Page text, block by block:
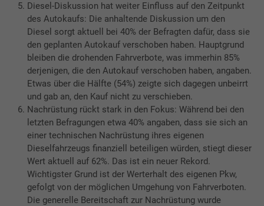
Diesel-Diskussion hat weiter Einfluss auf den Zeitpunkt
des Autokaufs: Die anhaltende Diskussion um den
Diesel sorgt aktuell bei 40% der Befragten dafür, dass sie
den geplanten Autokauf verschoben haben. Hauptgrund
bleiben die drohenden Fahrverbote, was immerhin 85%
derjenigen, die den Autokauf verschoben haben, angaben.
Etwas über die Hälfte (54%) zeigte sich dagegen unbeirrt
und gab an, den Kauf nicht zu verschieben.
Nachrüstung rückt stark in den Fokus: Während bei den
letzten Befragungen etwa 40% angaben, dass sie sich an
einer technischen Nachrüstung ihres eigenen
Dieselfahrzeugs finanziell beteiligen würden, stiegt dieser
Wert aktuell auf 62%. Das ist ein neuer Rekord.
Wichtigster Grund ist der Werterhalt des eigenen Pkw,
gefolgt von der möglichen Umgehung von Fahrverboten.
Die generelle Bereitschaft zur Nachrüstung wurde